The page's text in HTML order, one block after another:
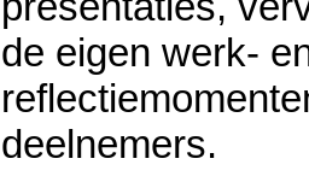
de eigen werk-
deelnemers.